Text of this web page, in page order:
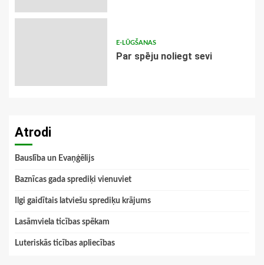
E-LŪGŠANAS
Par spēju noliegt sevi
Atrodi
Bauslība un Evaņģēlijs
Baznīcas gada sprediķi vienuviet
Ilgi gaidītais latviešu sprediķu krājums
Lasāmviela ticības spēkam
Luteriskās ticības apliecības